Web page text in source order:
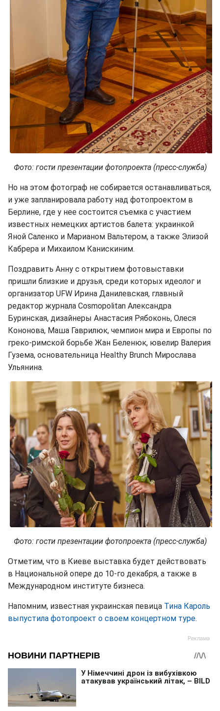
Фото: гости презентации фотопроекта (пресс-служба)
Но на этом фотограф не собирается останавливаться,
и уже запланировала работу над фотопроектом в
Берлине, где у нее состоится съемка с участием
известных немецких артистов балета: украинкой
Яной Саленко и Марианом Вальтером, а также Элизой
Кабрера и Михаилом Канискиним.
Поздравить Анну с открытием фотовыставки
пришли близкие и друзья, среди которых идеолог и
организатор UFW Ирина Данилевская, главный
редактор журнала Cosmopolitan Александра
Буринская, дизайнеры Анастасия Рябоконь, Олеся
Кононова, Маша Гаврилюк, чемпион мира и Европы по
греко-римской борьбе Жан Беленюк, ювелир Валерия
Гузема, основательница Healthy Brunch Мирослава
Ульянина.
Фото: гости презентации фотопроекта (пресс-служба)
Отметим, что в Киеве выставка будет действовать
в Национальной опере до 10-го декабря, а также в
Международном институте бизнеса.
Напомним, известная украинская певица Тина Кароль
выпустила фотопроект о своем концертном туре.